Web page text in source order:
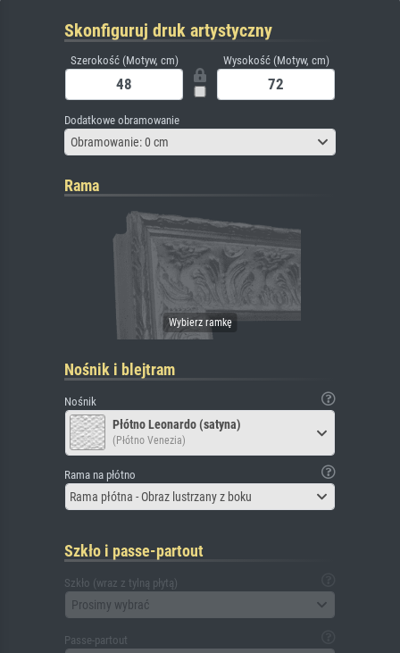
Skonfiguruj druk artystyczny
Szerokość (Motyw, cm) Wysokość (Motyw, cm)
Dodatkowe obramowanie
Obramowanie: 0 cm
Rama
Nośnik i blejtram
Nośnik
Płótno Leonardo (satyna)
(Płótno Venezia)
Rama na płótno
Rama płótna - Obraz lustrzany z boku
Szkło i passe-partout
Szkło (wraz z tylną płytą)
Prosimy wybrać
Passe-partout